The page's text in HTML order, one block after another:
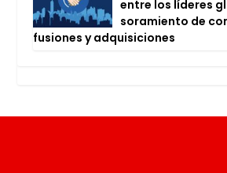
entre los líde­res
so­ra­mien­to de
fusio­nes y adqui­si­cio­nes